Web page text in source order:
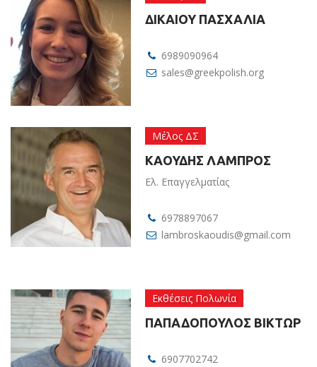
ΔΙΚΑΙΟΥ ΠΑΣΧΑΛΙΑ
6989090964
sales@greekpolish.org
Μέλος ΔΣ
ΚΑΟΥΔΗΣ ΛΑΜΠΡΟΣ
Ελ. Επαγγελματίας
6978897067
lambroskaoudis@gmail.com
Εκθέσεις Πολωνία
ΠΑΠΑΔΟΠΟΥΛΟΣ ΒΙΚΤΩΡ
6907702742